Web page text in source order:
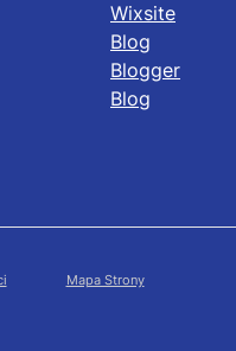
Wixsite
Blog
Blogger
Blog
Mapa Strony